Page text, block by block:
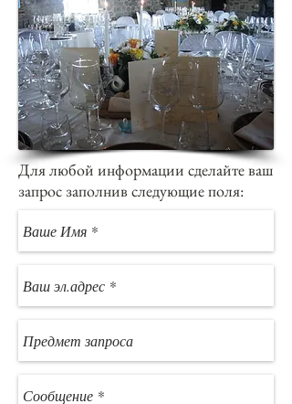
Для любой информации сделайте ваш
запрос заполнив следующие поля: